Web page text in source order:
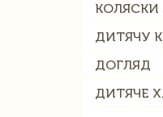
КОЛЯСКИ
ДИТЯЧУ
ДОГЛЯД
ДИТЯЧЕ